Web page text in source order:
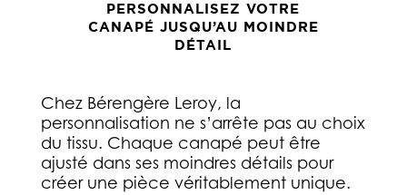
PERSONNALISEZ VOTRE
CANAPÉ JUSQU’AU MOINDRE
DÉTAIL
Chez Bérengère Leroy, la
personnalisation ne s’arrête pas au choix
du tissu. Chaque canapé peut être
ajusté dans ses moindres détails pour
créer une pièce véritablement unique.